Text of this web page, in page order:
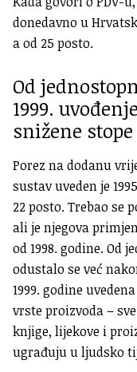
donedavno u
a od 25 posto.
Od
1999.
snižene stope
Porez na dodanu
sustav uveden je
22 posto. Trebao se
ali je njegova
od 1998. godine. Od
odustalo se već
1999. godine
vrste proizvoda –
knjige, lijekove i
ugrađuju u ljudsko